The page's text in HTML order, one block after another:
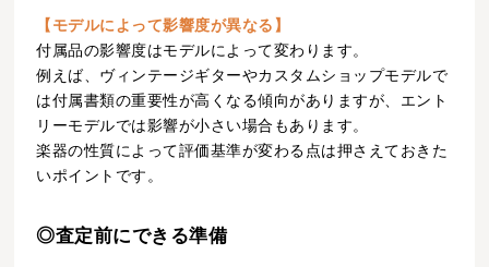
【モデルによって影響度が異なる】
付属品の影響度はモデルによって変わります。
例えば、ヴィンテージギターやカスタムショップモデルで
は付属書類の重要性が高くなる傾向がありますが、エント
リーモデルでは影響が小さい場合もあります。
楽器の性質によって評価基準が変わる点は押さえておきた
いポイントです。
◎査定前にできる準備